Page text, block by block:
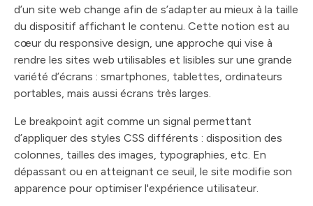
d’un site web change afin de s’adapter au mieux à la taille
du dispositif affichant le contenu. Cette notion est au
cœur du responsive design, une approche qui vise à
rendre les sites web utilisables et lisibles sur une grande
variété d’écrans : smartphones, tablettes, ordinateurs
portables, mais aussi écrans très larges.
Le breakpoint agit comme un signal permettant
d’appliquer des styles CSS différents : disposition des
colonnes, tailles des images, typographies, etc. En
dépassant ou en atteignant ce seuil, le site modifie son
apparence pour optimiser l'expérience utilisateur.